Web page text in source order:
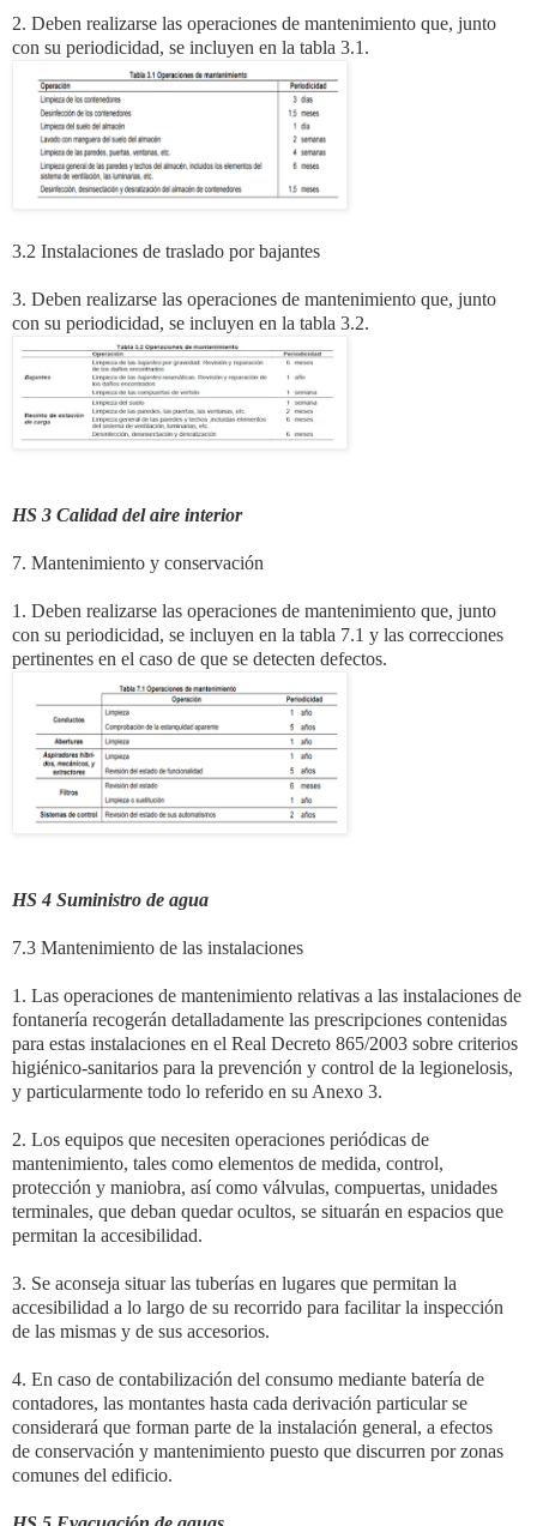
2. Deben realizarse las operaciones de mantenimiento que, junto
con su periodicidad, se incluyen en la tabla 3.1.
3.2 Instalaciones de traslado por bajantes
3. Deben realizarse las operaciones de mantenimiento que, junto
con su periodicidad, se incluyen en la tabla 3.2.
HS 3 Calidad del aire interior
7. Mantenimiento y conservación
1. Deben realizarse las operaciones de mantenimiento que, junto
con su periodicidad, se incluyen en la tabla 7.1 y las correcciones
pertinentes en el caso de que se detecten defectos.
HS 4 Suministro de agua
7.3 Mantenimiento de las instalaciones
1. Las operaciones de mantenimiento relativas a las instalaciones de
fontanería recogerán detalladamente las prescripciones contenidas
para estas instalaciones en el Real Decreto 865/2003 sobre criterios
higiénico-sanitarios para la prevención y control de la legionelosis,
y particularmente todo lo referido en su Anexo 3.
2. Los equipos que necesiten operaciones periódicas de
mantenimiento, tales como elementos de medida, control,
protección y maniobra, así como válvulas, compuertas, unidades
terminales, que deban quedar ocultos, se situarán en espacios que
permitan la accesibilidad.
3. Se aconseja situar las tuberías en lugares que permitan la
accesibilidad a lo largo de su recorrido para facilitar la inspección
de las mismas y de sus accesorios.
4. En caso de contabilización del consumo mediante batería de
contadores, las montantes hasta cada derivación particular se
considerará que forman parte de la instalación general, a efectos
de conservación y mantenimiento puesto que discurren por zonas
comunes del edificio.